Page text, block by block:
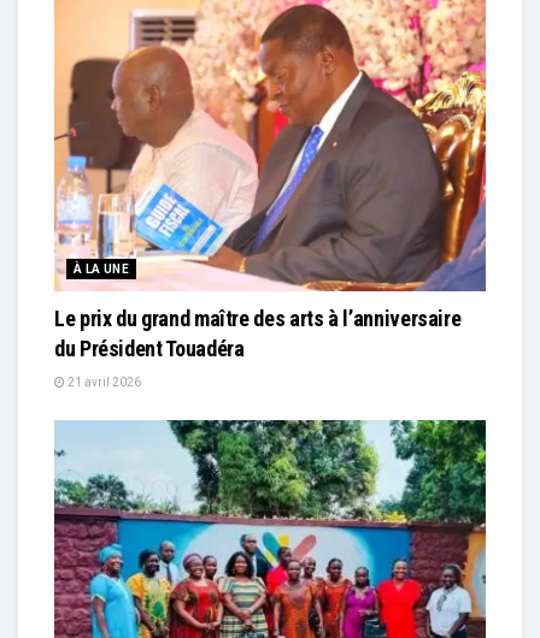
À LA UNE
Le prix du grand maître des arts à l’anniversaire
du Président Touadéra
21 avril 2026